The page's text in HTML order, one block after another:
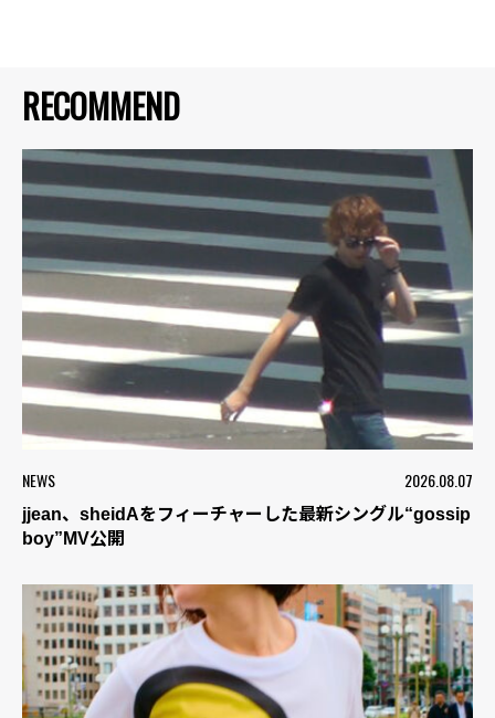
RECOMMEND
NEWS 2026.08.07
jjean、sheidAをフィーチャーした最新シングル“gossip
boy”MV公開